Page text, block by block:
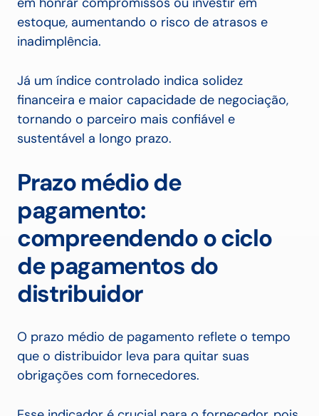
estoque, aumentando o risco de atrasos e
inadimplência.
Já um índice controlado indica solidez
financeira e maior capacidade de negociação,
tornando o parceiro mais confiável e
sustentável a longo prazo.
Prazo médio de
pagamento:
compreendendo o ciclo
de pagamentos do
distribuidor
O prazo médio de pagamento reflete o tempo
que o distribuidor leva para quitar suas
obrigações com fornecedores.